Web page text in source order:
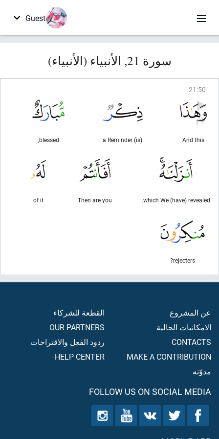
Guest
سورة 21, الأنبياء (الأنبياء)
21 :50
And this
(is) a Reminder
blessed,
which We (have) revealed.
Then are you
of it
rejecters?
عن المشروع
الامكانيات الحالية
CONTACTS
MAKE A CONTRIBUTION
مدوّنه
القطعة للشركاء
OUR PARTNERS
ردود الفعل والاقتراحات
HELP CENTER
FOLLOW US ON SOCIAL MEDIA